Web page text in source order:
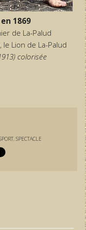
1869
de La-Palud
Lion de La-Palud
colorisée
,SPECTACLE